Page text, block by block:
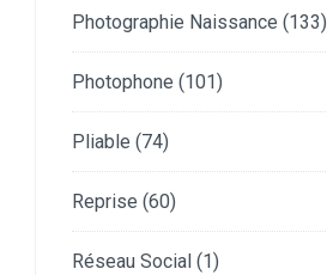
Photographie Naissance (133)
Photophone (101)
Pliable (74)
Reprise (60)
Réseau Social (1)